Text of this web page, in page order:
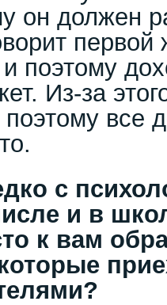
он должен
и поэтому
Из-за
поэтому все
с
и в
к вам